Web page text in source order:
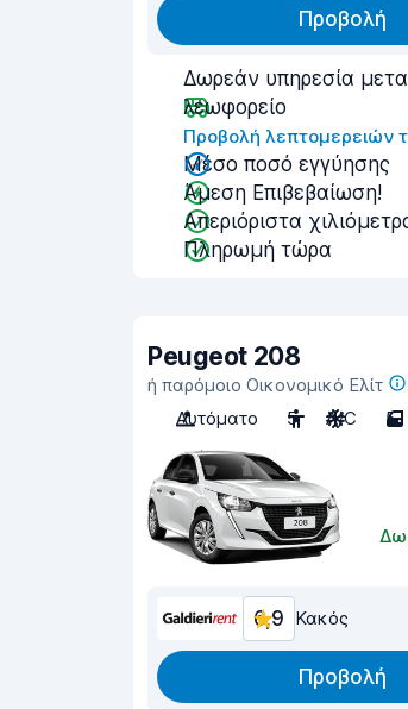
Προβολή
Δωρεάν υπηρεσία
λεωφορείο
Προβολή λεπτομερειών
Μέσο ποσό εγγύησης
Άμεση Επιβεβαίωση!
Απεριόριστα
Πληρωμή τώρα
Peugeot 208
ή παρόμοιο Οικονομικό Ελίτ
Αυτόματο
5 A/C 5
6,9 Κακός
Προβολή